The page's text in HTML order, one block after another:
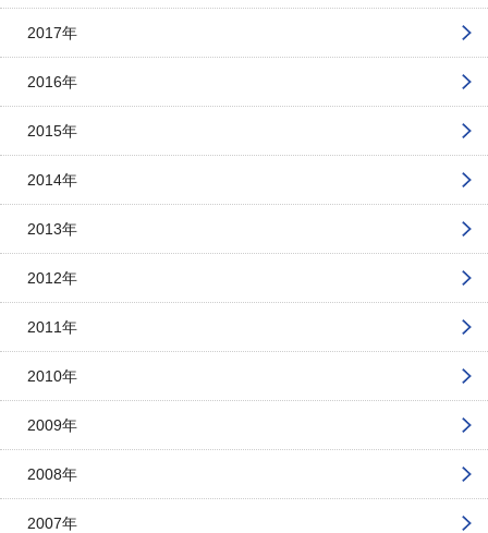
2017年
2016年
2015年
2014年
2013年
2012年
2011年
2010年
2009年
2008年
2007年